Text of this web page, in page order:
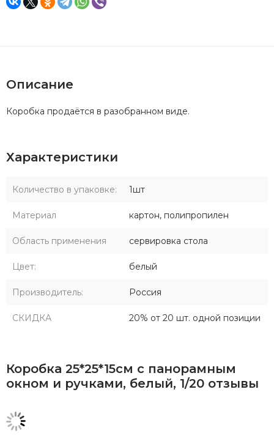
Описание
Коробка продаётся в разобранном виде.
Характеристики
Количество в упаковке: 1шт
Материал картон, полипропилен
Область применения сервировка стола
Цвет: белый
Производитель: Россия
СКИДКА 20% от 20 шт. одной позиции
Коробка 25*25*15см с панорамным
окном и ручками, белый, 1/20 отзывы